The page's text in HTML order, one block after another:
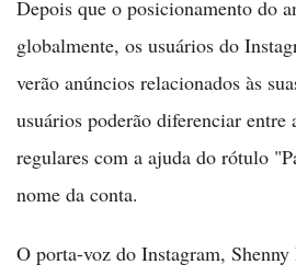
Depois que o posicionamento do
globalmente, os usuários do
verão anúncios relacionados às
usuários poderão diferenciar entre
regulares com a ajuda do rótulo
nome da conta.
O porta-voz do Instagram, Shenny